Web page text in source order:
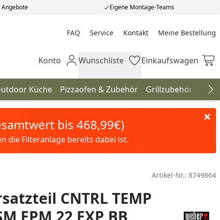
Eigene Montage-Teams
FAQ Service Kontakt Meine Bestellung
Meine Bestellung
Mein Konto
Konto Wunschliste
Wunschliste Einkaufswagen
Einkaufswagen
Küche Pizzaofen & Zubehör Grillzubehör
bis 468,99€)
die Filteranlage bereits dabei ist.
Artikel-Nr.: 8749864
CNTRL TEMP